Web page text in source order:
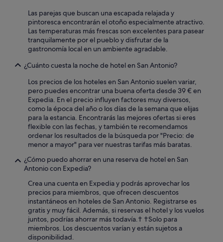
Las parejas que buscan una escapada relajada y
pintoresca encontrarán el otoño especialmente atractivo.
Las temperaturas más frescas son excelentes para pasear
tranquilamente por el pueblo y disfrutar de la
gastronomía local en un ambiente agradable.
¿Cuánto cuesta la noche de hotel en San Antonio?
Los precios de los hoteles en San Antonio suelen variar,
pero puedes encontrar una buena oferta desde 39 € en
Expedia. En el precio influyen factores muy diversos,
como la época del año o los días de la semana que elijas
para la estancia. Encontrarás las mejores ofertas si eres
flexible con las fechas, y también te recomendamos
ordenar los resultados de la búsqueda por "Precio: de
menor a mayor" para ver nuestras tarifas más baratas.
¿Cómo puedo ahorrar en una reserva de hotel en San
Antonio con Expedia?
Crea una cuenta en Expedia y podrás aprovechar los
precios para miembros, que ofrecen descuentos
instantáneos en hoteles de San Antonio. Registrarse es
gratis y muy fácil. Además, si reservas el hotel y los vuelos
juntos, podrías ahorrar más todavía.† †Solo para
miembros. Los descuentos varían y están sujetos a
disponibilidad.